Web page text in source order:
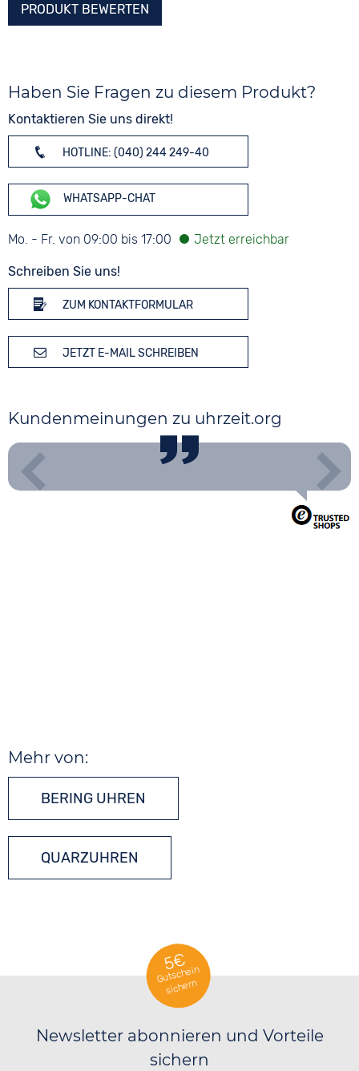
PRODUKT BEWERTEN
Haben Sie Fragen zu diesem Produkt?
Kontaktieren Sie uns direkt!
HOTLINE: (040) 244 249-40
WHATSAPP-CHAT
Mo. - Fr. von 09:00 bis 17:00
Schreiben Sie uns!
ZUM KONTAKTFORMULAR
JETZT E-MAIL SCHREIBEN
Kundenmeinungen zu uhrzeit.org
Mehr von:
BERING UHREN
QUARZUHREN
5€
Gutschein
sichern
Newsletter abonnieren und Vorteile
sichern